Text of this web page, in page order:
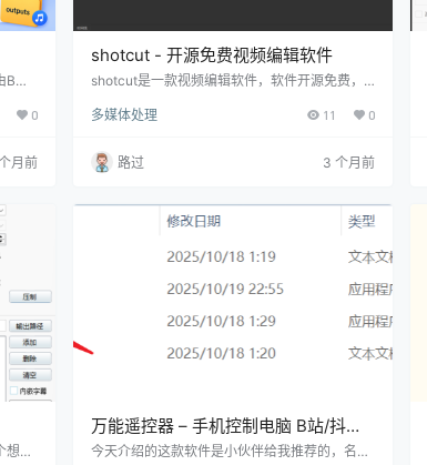
B站
小伙
开
，大
这
0
月前
shotcut - 开源免费视频编辑软件
shotcut是一款视频编辑软件，软件开源免费，
频效果等等功能。 支持多平台，目前支持Windo
视频编辑操作。 整体的界面跟剪映差不多，可自
行调整视频，添加分割点进行剪切视频。 还可以
度、饱和度等等。对于低需求的视频剪辑的小伙
伴来说，这款挺好用的！
多媒体处理 11 0
路过 3 个月前
想到
万能遥控器 – 手机控制电脑 B站/抖音
工具 [绿色版]
今天介绍的这款软件是小伙伴给我推荐的，名